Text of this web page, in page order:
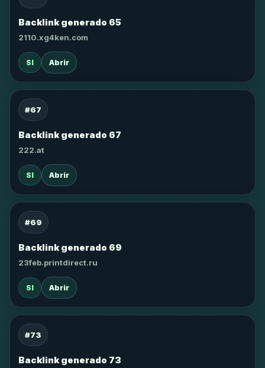
Backlink generado 65
2110.xg4ken.com
SI Abrir
#67
Backlink generado 67
222.at
SI Abrir
#69
Backlink generado 69
23feb.printdirect.ru
SI Abrir
#73
Backlink generado 73